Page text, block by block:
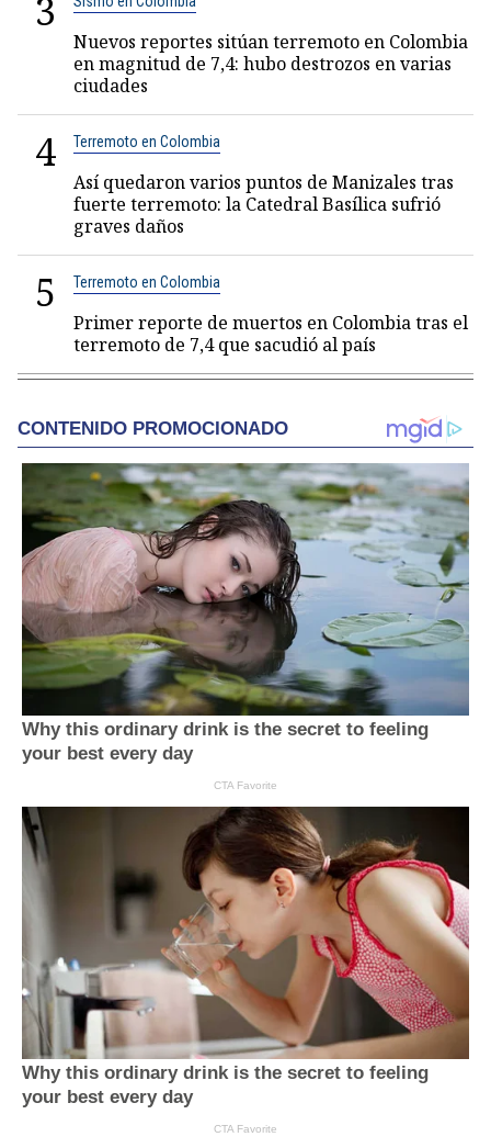
3
Nuevos reportes sitúan terremoto en Colombia
en magnitud de 7,4: hubo destrozos en varias
ciudades
4 Terremoto en Colombia
Así quedaron varios puntos de Manizales tras
fuerte terremoto: la Catedral Basílica sufrió
graves daños
5 Terremoto en Colombia
Primer reporte de muertos en Colombia tras el
terremoto de 7,4 que sacudió al país